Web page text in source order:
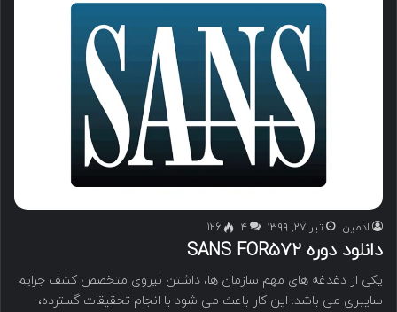
ادمین تیر ۲۷, ۱۳۹۹ ۴ 126
دانلود دوره SANS FOR572
یکی از دغدغه های مهم سازمان ها، داشتن نیروی متخصص کشف جرایم
سایبری می باشد. این کار باعث می شود با انجام تحقیقات گسترده،